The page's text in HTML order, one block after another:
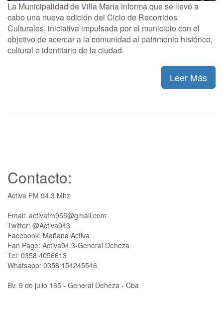
La Municipalidad de Villa María informa que se llevó a
cabo una nueva edición del Ciclo de Recorridos
Culturales, iniciativa impulsada por el municipio con el
objetivo de acercar a la comunidad al patrimonio histórico,
cultural e identitario de la ciudad.
Leer Más
Contacto:
Activa FM 94.3 Mhz
Email: activafm955@gmail.com
Twitter: @Activa943
Facebook: Mañana Activa
Fan Page: Activa94.3-General Deheza
Tel: 0358 4056613
Whatsapp: 0358 154245546
Bv. 9 de julio 165 - General Deheza - Cba